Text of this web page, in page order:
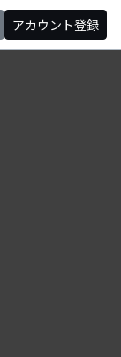
アカウント登録